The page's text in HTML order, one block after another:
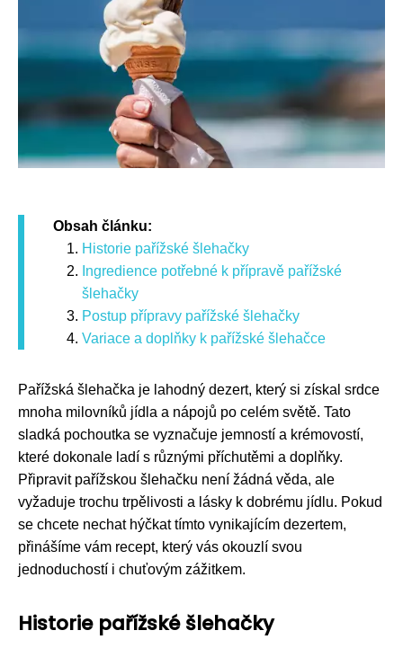
Obsah článku:
Historie pařížské šlehačky
Ingredience potřebné k přípravě pařížské
šlehačky
Postup přípravy pařížské šlehačky
Variace a doplňky k pařížské šlehačce
Pařížská šlehačka je lahodný dezert, který si získal srdce
mnoha milovníků jídla a nápojů po celém světě. Tato
sladká pochoutka se vyznačuje jemností a krémovostí,
které dokonale ladí s různými příchutěmi a doplňky.
Připravit pařížskou šlehačku není žádná věda, ale
vyžaduje trochu trpělivosti a lásky k dobrému jídlu. Pokud
se chcete nechat hýčkat tímto vynikajícím dezertem,
přinášíme vám recept, který vás okouzlí svou
jednoduchostí i chuťovým zážitkem.
Historie pařížské šlehačky